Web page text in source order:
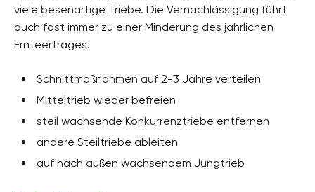
viele besenartige Triebe. Die Vernachlässigung führt
auch fast immer zu einer Minderung des jährlichen
Ernteertrages.
Schnittmaßnahmen auf 2-3 Jahre verteilen
Mitteltrieb wieder befreien
steil wachsende Konkurrenztriebe entfernen
andere Steiltriebe ableiten
auf nach außen wachsendem Jungtrieb